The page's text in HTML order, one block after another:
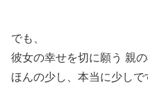
でも、
彼女の幸せを切に願う 親の
ほんの少し、本当に少しで